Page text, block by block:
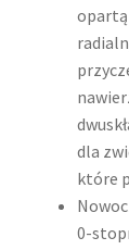
opartą
dla
które
0-